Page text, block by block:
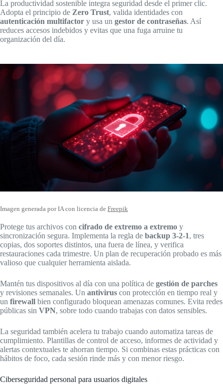
La productividad sostenible integra seguridad desde el primer clic.
Adopta el principio de Zero Trust, valida identidades con
autenticación multifactor y usa un gestor de contraseñas. Así
reduces accesos indebidos y evitas que una fuga arruine tu
organización del día.
Imagen generada por IA con licencia de Freepik
Protege tus archivos con cifrado de extremo a extremo y
sincronización segura. Implementa la regla de backup 3-2-1, tres
copias, dos soportes distintos, una fuera de línea, y verifica
restauraciones cada trimestre. Un plan de recuperación probado es más
valioso que cualquier herramienta aislada.
Mantén tus dispositivos al día con una política de gestión de parches
y revisiones semanales. Un antivirus con protección en tiempo real y
un firewall bien configurado bloquean amenazas comunes. Evita redes
públicas sin VPN, sobre todo cuando trabajas con datos sensibles.
La seguridad también acelera tu trabajo cuando automatiza tareas de
cumplimiento. Plantillas de control de acceso, informes de actividad y
alertas contextuales te ahorran tiempo. Si combinas estas prácticas con
hábitos de foco, cada sesión rinde más y con menor riesgo.
Ciberseguridad personal para usuarios digitales